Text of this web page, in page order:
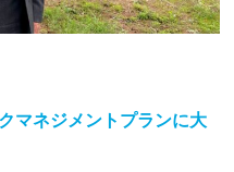
マネジメントプランに大